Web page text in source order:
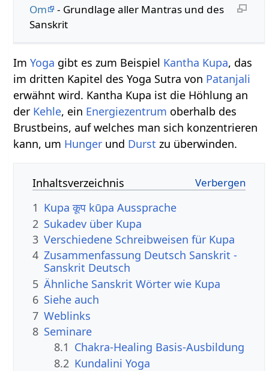
Om
- Grundlage aller Mantras und des
Sanskrit
ImYoga gibt es zum Beispiel Kantha Kupa, das
im dritten Kapitel des Yoga Sutra von Patanjali
erwähnt wird. Kantha Kupa ist die Höhlung an
der Kehle, ein Energiezentrum oberhalb des
Brustbeins, auf welches man sich konzentrieren
kann, um Hunger und Durst zu überwinden.
Inhaltsverzeichnis
1 Kupa कूप kūpa Aussprache
2 Sukadev über Kupa
3 Verschiedene Schreibweisen für Kupa
4 Zusammenfassung Deutsch Sanskrit -
Sanskrit Deutsch
5 Ähnliche Sanskrit Wörter wie Kupa
6 Siehe auch
7 Weblinks
8 Seminare
8.1 Chakra-Healing Basis-Ausbildung
8.2 Kundalini Yoga